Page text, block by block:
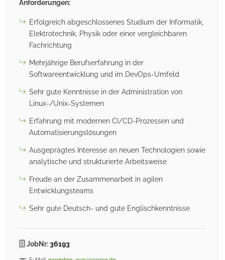
Anforderungen:
Erfolgreich abgeschlossenes Studium der Informatik,
Elektrotechnik, Physik oder einer vergleichbaren
Fachrichtung
Mehrjährige Berufserfahrung in der
Softwareentwicklung und im DevOps-Umfeld
Sehr gute Kenntnisse in der Administration von
Linux-/Unix-Systemen
Erfahrung mit modernen CI/CD-Prozessen und
Automatisierungslösungen
Ausgeprägtes Interesse an neuen Technologien sowie
analytische und strukturierte Arbeitsweise
Freude an der Zusammenarbeit in agilen
Entwicklungsteams
Sehr gute Deutsch- und gute Englischkenntnisse
JobNr:36193